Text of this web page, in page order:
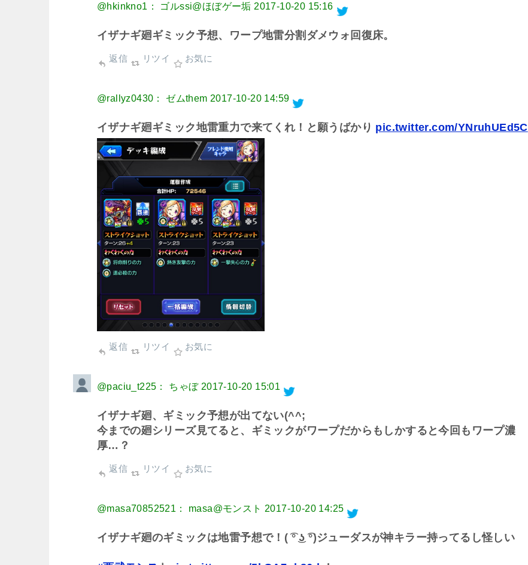
@hkinkno1： ゴルssi@ほぼゲー垢 2017-10-20 15:16
イザナギ廻ギミック予想、ワープ地雷分割ダメウォ回復床。
返信 リツイ お気に
@rallyz0430： ゼムthem 2017-10-20 14:59
イザナギ廻ギミック地雷重力で来てくれ！と願うばかり pic.twitter.com/YNruhUEd5C
返信 リツイ お気に
@paciu_t225： ちゃぼ 2017-10-20 15:01
イザナギ廻、ギミック予想が出てない(^^;
今までの廻シリーズ見てると、ギミックがワープだからもしかすると今回もワープ濃
厚…？
返信 リツイ お気に
@masa70852521： masa@モンスト 2017-10-20 14:25
イザナギ廻のギミックは地雷予想で！( ͡° ͜ʖ ͡°)ジューダスが神キラー持ってるし怪しい